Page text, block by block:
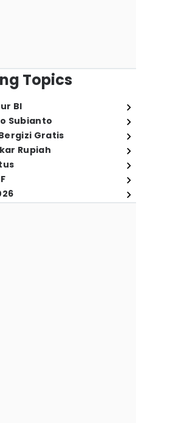
Topics
BI
Subianto
Gratis
Rupiah